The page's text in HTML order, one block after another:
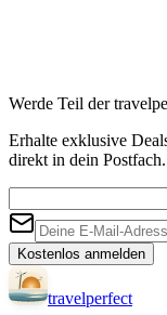
Werde Teil der
Erhalte exklusive
direkt in dein Postfach.
Kostenlos anmelden
travelperfect